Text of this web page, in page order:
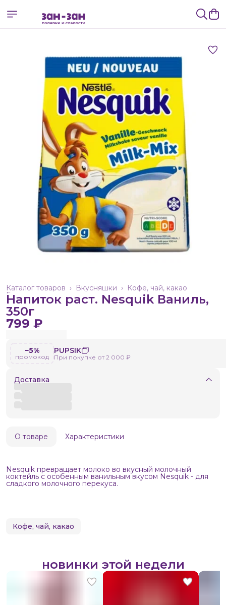
Кофе, чай, какао
Вкусняшки ›
Каталог товаров ›
Главная ›
Напиток раст. Nesquik Ваниль,
350г
799 ₽
−5%
промокод
PUPSIK
При покупке от 2 000 ₽
Доставка
О товаре Характеристики
Nesquik превращает молоко во вкусный молочный
коктейль с особенным ванильным вкусом Nesquik - для
сладкого молочного перекуса.
Кофе, чай, какао
новинки этой недели